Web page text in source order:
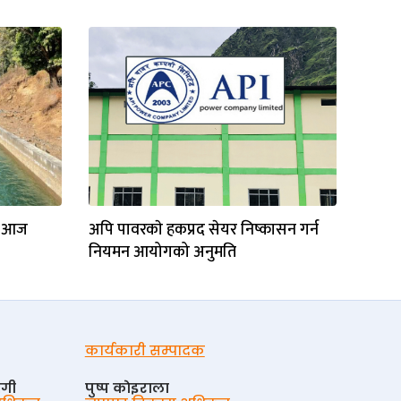
आज
अपि पावरकाे हकप्रद सेयर निष्कासन गर्न
नियमन आयोगको अनुमति
कार्यकारी सम्पादक
पुष्प काेइराला